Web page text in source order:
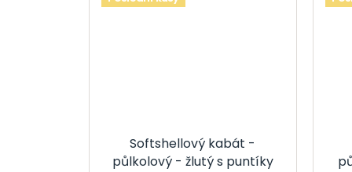
Softshellový kabát -
půlkolový - žlutý s puntíky